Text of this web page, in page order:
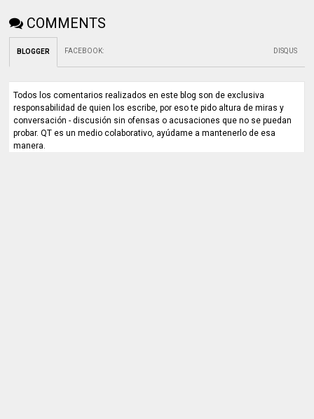
COMMENTS
BLOGGER FACEBOOK: DISQUS
Todos los comentarios realizados en este blog son de exclusiva
responsabilidad de quien los escribe, por eso te pido altura de miras y
conversación - discusión sin ofensas o acusaciones que no se puedan
probar. QT es un medio colaborativo, ayúdame a mantenerlo de esa
manera.